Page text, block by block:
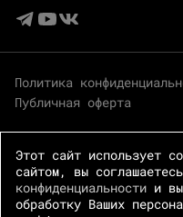
Политика
Публичная оферта
Этот сайт использует
сайтом, вы
конфиденциальности и
обработку Ваших